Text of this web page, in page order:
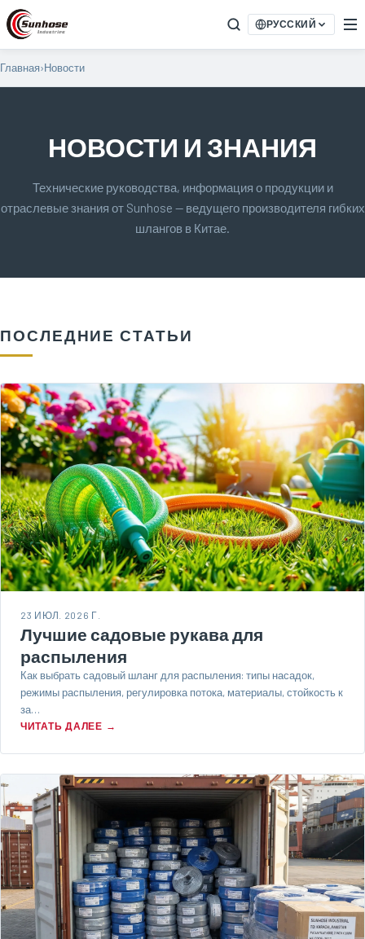
РУССКИЙ
Главная›Новости
НОВОСТИ И ЗНАНИЯ
Технические руководства, информация о продукции и
отраслевые знания от Sunhose — ведущего производителя гибких
шлангов в Китае.
ПОСЛЕДНИЕ СТАТЬИ
23 ИЮЛ. 2026 Г.
Лучшие садовые рукава для
распыления
Как выбрать садовый шланг для распыления: типы насадок,
режимы распыления, регулировка потока, материалы, стойкость к
за…
ЧИТАТЬ ДАЛЕЕ →